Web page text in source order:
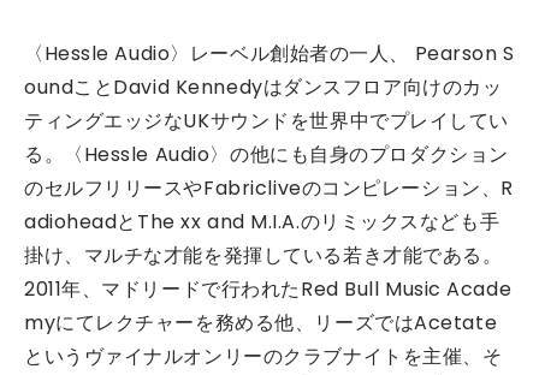
〈Hessle Audio〉レーベル創始者の一人、 Pearson S
oundことDavid Kennedyはダンスフロア向けのカッ
ティングエッジなUKサウンドを世界中でプレイしてい
る。〈Hessle Audio〉の他にも自身のプロダクション
のセルフリリースやFabricliveのコンピレーション、R
adioheadとThe xx and M.I.A.のリミックスなども手
掛け、マルチな才能を発揮している若き才能である。
2011年、マドリードで行われたRed Bull Music Acade
myにてレクチャーを務める他、リーズではAcetate
というヴァイナルオンリーのクラブナイトを主催、そ